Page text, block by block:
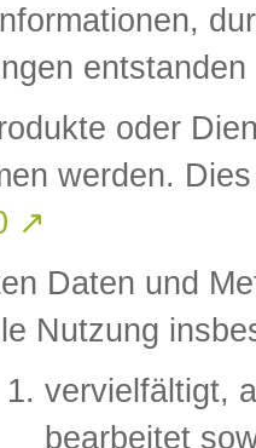
oder
werden.
↗
Daten und
Nutzung
vervielfältigt,
bearbeitet